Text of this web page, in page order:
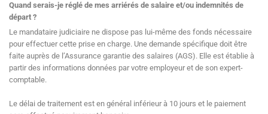
Quand serais-je réglé de mes arriérés de salaire et/ou indemnités de
départ ?
Le mandataire judiciaire ne dispose pas lui-même des fonds nécessaire
pour effectuer cette prise en charge. Une demande spécifique doit être
faite auprès de l’Assurance garantie des salaires (AGS). Elle est établie à
partir des informations données par votre employeur et de son expert-
comptable.
Le délai de traitement est en général inférieur à 10 jours et le paiement